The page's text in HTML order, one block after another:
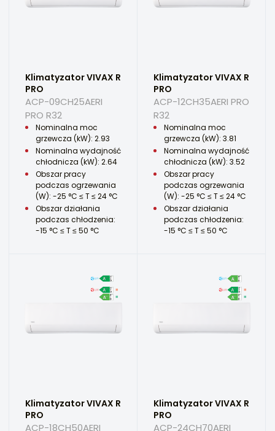
Klimatyzator VIVAX R
PRO
ACP-09CH25AERI
PRO R32
Nominalna moc
grzewcza (kW): 2.93
Nominalna wydajność
chłodnicza (kW): 2.64
Obszar pracy
podczas ogrzewania
(W): -25 °C ≤ T ≤ 24 °C
Obszar działania
podczas chłodzenia:
-15 °C ≤ T ≤ 50 °C
Klimatyzator VIVAX R
PRO
ACP-12CH35AERI PRO
R32
Nominalna moc
grzewcza (kW): 3.81
Nominalna wydajność
chłodnicza (kW): 3.52
Obszar pracy
podczas ogrzewania
(W): -25 °C ≤ T ≤ 24 °C
Obszar działania
podczas chłodzenia:
-15 °C ≤ T ≤ 50 °C
Klimatyzator VIVAX R
PRO
ACP-18CH50AERI
Klimatyzator VIVAX R
PRO
ACP-24CH70AERI